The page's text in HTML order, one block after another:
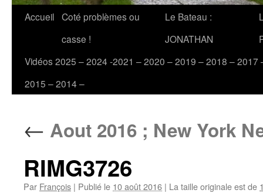
Accueil Coté problèmes ou
casse !
Le Bateau :
JONATHAN
Vidéos 2025 – 2024 -2021 – 2020 – 2019 – 2018 – 2017
2015 – 2014 –
← Aout 2016 ; New York
RIMG3726
Par François | Publié le 10 août 2016 | La taille originale est de